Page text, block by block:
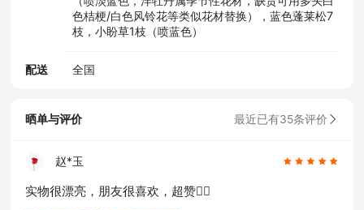
色桔梗/白色风铃花等类似花材替换），蓝色蓬莱松7
枝，小盼草1枝（喷蓝色）
配送 全国
晒单与评价 最近已有35条评价
赵*玉
实物很漂亮，朋友很喜欢，超赞👍🏻